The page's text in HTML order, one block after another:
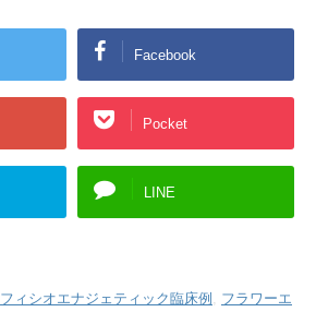
Facebook
Pocket
LINE
フィシオエナジェティック臨床例 , フラワーエ